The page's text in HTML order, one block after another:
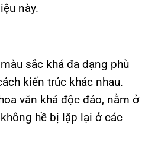
này.
sắc khá đa dạng phù
kiến trúc khác nhau.
văn khá độc đáo, nằm ở
hề bị lặp lại ở các